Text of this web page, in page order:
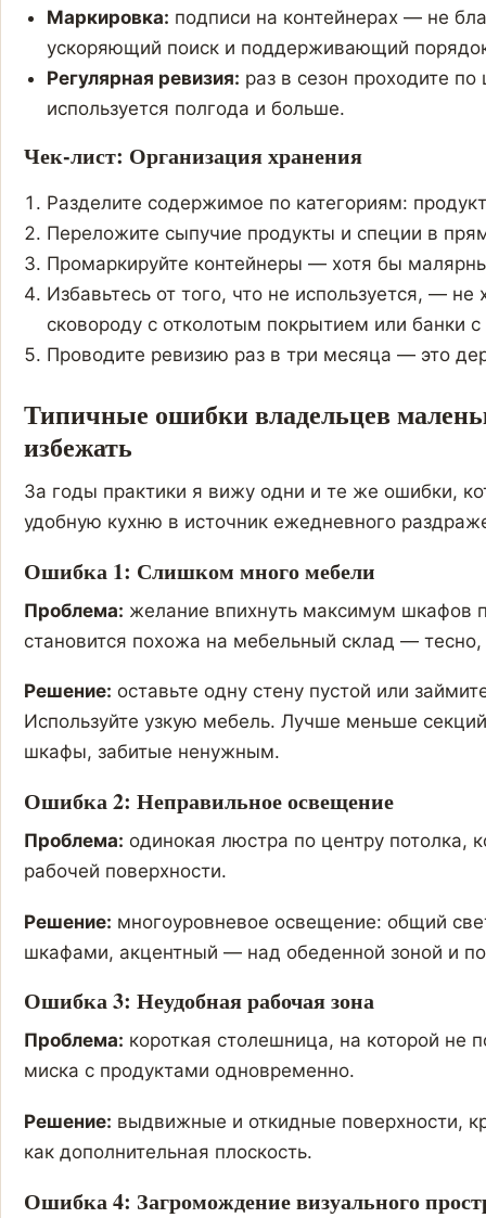
Маркировка: подписи на контейнерах — не
ускоряющий поиск и поддерживающий
Регулярная ревизия: раз в сезон проходите
используется полгода и больше.
Чек-лист: Организация хранения
Разделите содержимое по категориям:
Переложите сыпучие продукты и специи в
Промаркируйте контейнеры — хотя бы
Избавьтесь от того, что не используется, — не
сковороду с отколотым покрытием или банки
Проводите ревизию раз в три месяца — это
Типичные ошибки владельцев
избежать
За годы практики я вижу одни и те же ошибки,
удобную кухню в источник ежедневного
Ошибка 1: Слишком много мебели
Проблема: желание впихнуть максимум шкафов
становится похожа на мебельный склад —
Решение: оставьте одну стену пустой или
Используйте узкую мебель. Лучше меньше
шкафы, забитые ненужным.
Ошибка 2: Неправильное освещение
Проблема: одинокая люстра по центру потолка,
рабочей поверхности.
Решение: многоуровневое освещение: общий
шкафами, акцентный — над обеденной зоной и
Ошибка 3: Неудобная рабочая зона
Проблема: короткая столешница, на которой не
миска с продуктами одновременно.
Решение: выдвижные и откидные поверхности,
как дополнительная плоскость.
Ошибка 4: Загромождение визуального